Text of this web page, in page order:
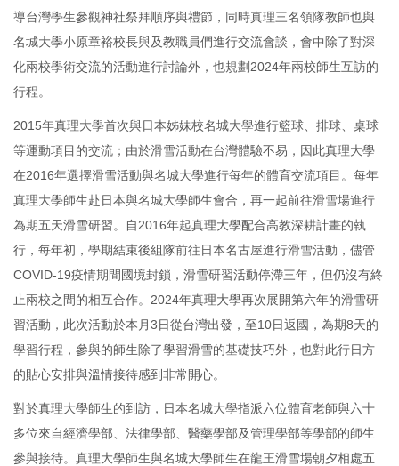
導台灣學生參觀神社祭拜順序與禮節，同時真理三名領隊教師也與
名城大學小原章裕校長與及教職員們進行交流會談，會中除了對深
化兩校學術交流的活動進行討論外，也規劃2024年兩校師生互訪的
行程。
2015年真理大學首次與日本姊妹校名城大學進行籃球、排球、桌球
等運動項目的交流；由於滑雪活動在台灣體驗不易，因此真理大學
在2016年選擇滑雪活動與名城大學進行每年的體育交流項目。每年
真理大學師生赴日本與名城大學師生會合，再一起前往滑雪場進行
為期五天滑雪研習。自2016年起真理大學配合高教深耕計畫的執
行，每年初，學期結束後組隊前往日本名古屋進行滑雪活動，儘管
COVID-19疫情期間國境封鎖，滑雪研習活動停滯三年，但仍沒有終
止兩校之間的相互合作。2024年真理大學再次展開第六年的滑雪研
習活動，此次活動於本月3日從台灣出發，至10日返國，為期8天的
學習行程，參與的師生除了學習滑雪的基礎技巧外，也對此行日方
的貼心安排與溫情接待感到非常開心。
對於真理大學師生的到訪，日本名城大學指派六位體育老師與六十
多位來自經濟學部、法律學部、醫藥學部及管理學部等學部的師生
參與接待。真理大學師生與名城大學師生在龍王滑雪場朝夕相處五